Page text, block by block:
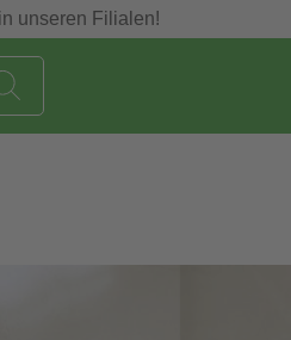
unseren Filialen!